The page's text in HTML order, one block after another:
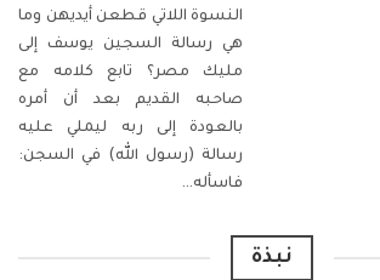
النسوة اللاتي قطعن أيديهن وما
هي رسالة السجين يوسف إلى
مليك مصر؟ تابع كلامه مع
صاحبه القديم بعد أن أمره
بالعودة إلى ربه ليملي عليه
رسالة (رسول الله) في السجن:
فاسأله…
نبذة